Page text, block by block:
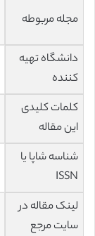
مجله مربوطه
دانشگاه تهیه
کننده
کلمات کلیدی
این مقاله
شناسه شاپا یا
ISSN
لینک مقاله در
سایت مرجع